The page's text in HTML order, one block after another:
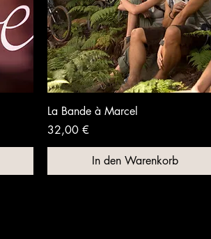
La Bande à Marcel
Preis
32,00 €
In den Warenkorb